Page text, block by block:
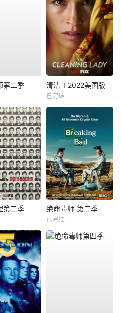
第二季 清洁工2022美国版
已完结
第二季 绝命毒师 第二季
已完结